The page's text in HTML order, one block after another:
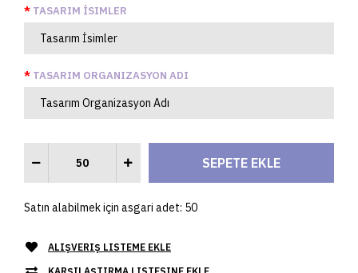
TASARIM İSIMLER
TASARIM ORGANIZASYON ADI
Satın alabilmek için asgari adet: 50
ALIŞVERIŞ LISTEME EKLE